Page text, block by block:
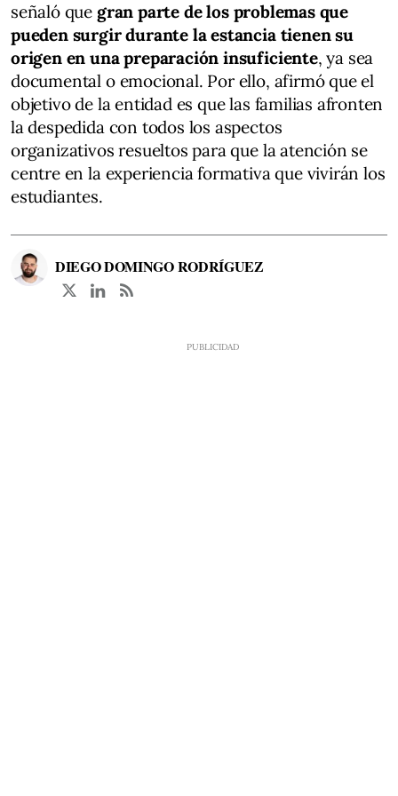
señaló que gran parte de los problemas que
pueden surgir durante la estancia tienen su
origen en una preparación insuficiente, ya sea
documental o emocional. Por ello, afirmó que el
objetivo de la entidad es que las familias afronten
la despedida con todos los aspectos
organizativos resueltos para que la atención se
centre en la experiencia formativa que vivirán los
estudiantes.
DIEGO DOMINGO RODRÍGUEZ